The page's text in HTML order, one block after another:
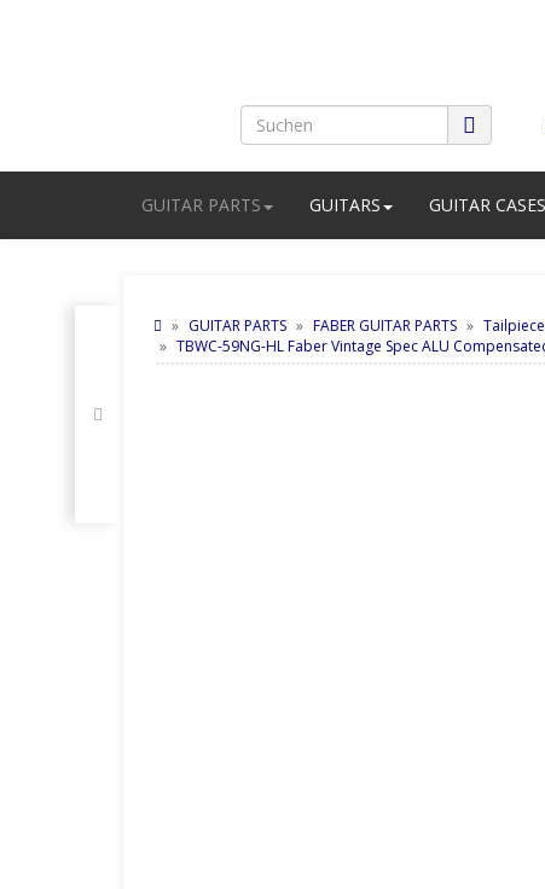
GUITAR PARTS GUITARS GUITAR CASES
GUITAR PARTS FABER GUITAR PARTS
TBWC-59NG-HL Faber Vintage Spec ALU